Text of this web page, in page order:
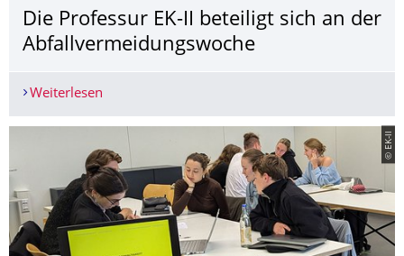
Die Professur EK-II beteiligt sich an der
Abfallvermeidungs­woche
Weiterlesen
© EK-ll